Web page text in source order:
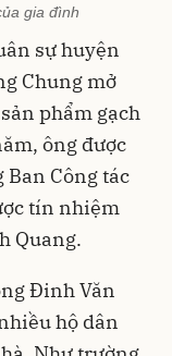
gia đình
sự huyện
Chung mở
phẩm gạch
ông được
Công tác
tín nhiệm
Quang.
Đinh Văn
hộ dân